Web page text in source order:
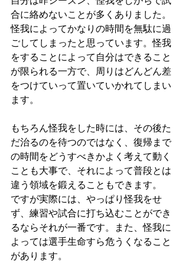
合に絡めないことが多くありました。
怪我によってかなりの時間を無駄に過
ごしてしまったと思っています。怪我
をすることによって自分はできること
が限られる一方で、周りはどんどん差
をつけていって置いていかれてしまい
ます。
もちろん怪我をした時には、その後た
だ治るのを待つのではなく、復帰まで
の時間をどうすべきかよく考えて動く
ことも大事で、それによって普段とは
違う領域を鍛えることもできます。
ですが実際には、やっぱり怪我をせ
ず、練習や試合に打ち込むことができ
るならそれが一番です。また、怪我に
よっては選手生命すら危うくなること
があります。